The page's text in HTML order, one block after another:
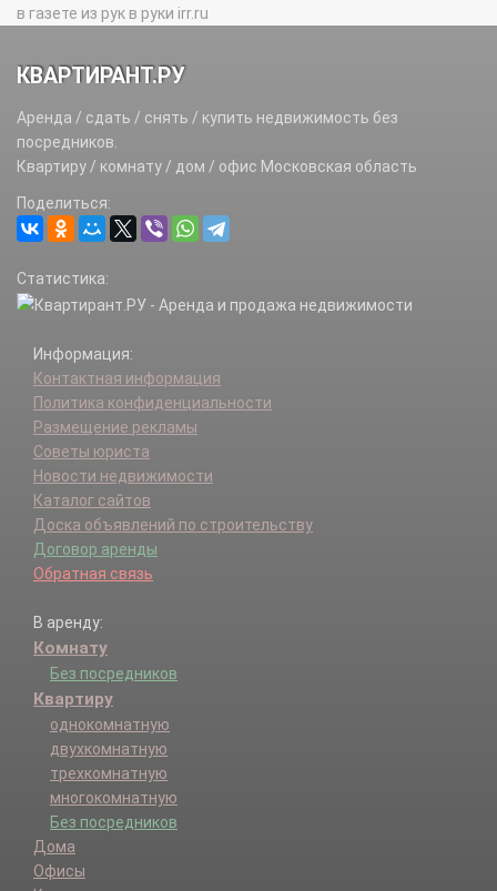
в газете из рук в руки irr.ru
КВАРТИРАНТ.РУ
Аренда / сдать / снять / купить недвижимость без
посредников.
Квартиру / комнату / дом / офис Московская область
Поделиться:
Статистика:
Информация:
Контактная информация
Политика конфиденциальности
Размещение рекламы
Советы юриста
Новости недвижимости
Каталог сайтов
Доска объявлений по строительству
Договор аренды
Обратная связь
В аренду:
Комнату
Без посредников
Квартиру
однокомнатную
двухкомнатную
трехкомнатную
многокомнатную
Без посредников
Дома
Офисы